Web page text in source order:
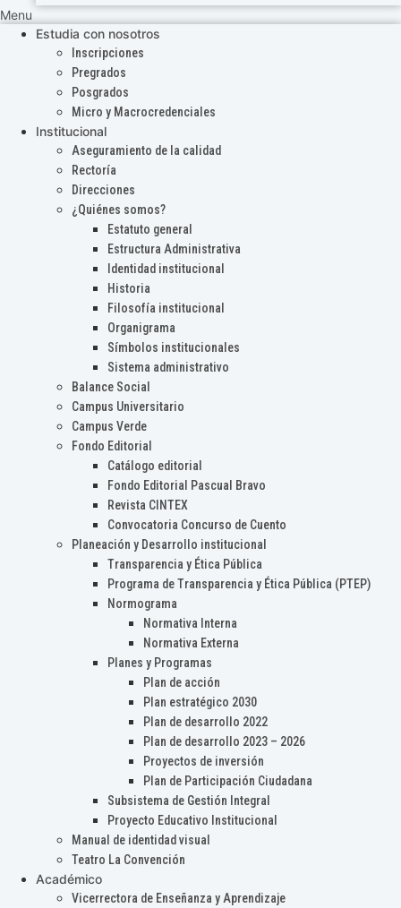
Menu
Estudia con nosotros
Inscripciones
Pregrados
Posgrados
Micro y Macrocredenciales
Institucional
Aseguramiento de la calidad
Rectoría
Direcciones
¿Quiénes somos?
Estatuto general
Estructura Administrativa
Identidad institucional
Historia
Filosofía institucional
Organigrama
Símbolos institucionales
Sistema administrativo
Balance Social
Campus Universitario
Campus Verde
Fondo Editorial
Catálogo editorial
Fondo Editorial Pascual Bravo
Revista CINTEX
Convocatoria Concurso de Cuento
Planeación y Desarrollo institucional
Transparencia y Ética Pública
Programa de Transparencia y Ética Pública (PTEP)
Normograma
Normativa Interna
Normativa Externa
Planes y Programas
Plan de acción
Plan estratégico 2030
Plan de desarrollo 2022
Plan de desarrollo 2023 – 2026
Proyectos de inversión
Plan de Participación Ciudadana
Subsistema de Gestión Integral
Proyecto Educativo Institucional
Manual de identidad visual
Teatro La Convención
Académico
Vicerrectora de Enseñanza y Aprendizaje